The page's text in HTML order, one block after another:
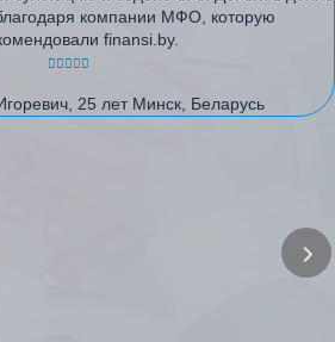
компании МФО, которую
finansi.by.
25 лет Минск, Беларусь